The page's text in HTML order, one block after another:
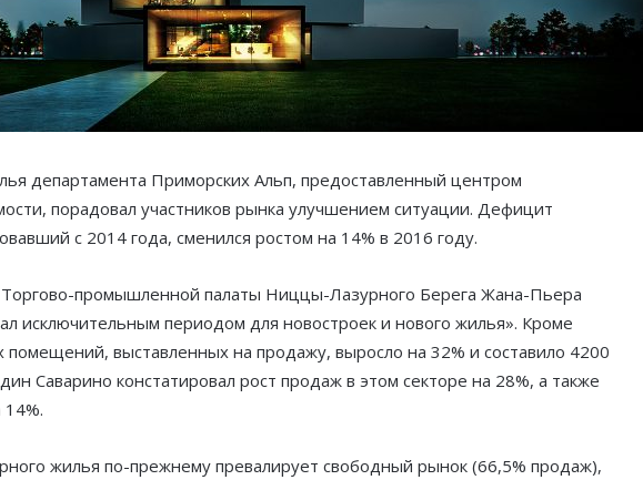
департамента Приморских Альп, предоставленный центром
порадовал участников рынка улучшением ситуации. Дефицит
с 2014 года, сменился ростом на 14% в 2016 году.
промышленной палаты Ниццы-Лазурного Берега Жана-Пьера
исключительным периодом для новостроек и нового жилья». Кроме
помещений, выставленных на продажу, выросло на 32% и составило 4200
Саварино констатировал рост продаж в этом секторе на 28%, а также
жилья по-прежнему превалирует свободный рынок (66,5% продаж),